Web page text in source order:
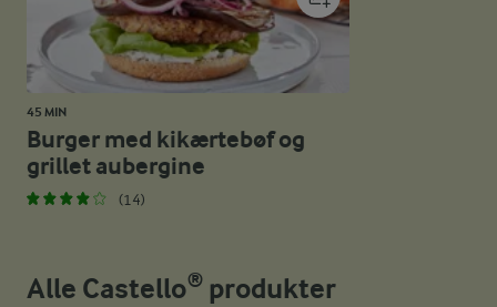
45 MIN
Burger med kikærtebøf og
grillet aubergine
(14)
Alle Castello® produkter